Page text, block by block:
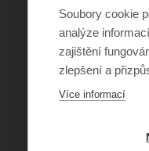
Soubory cookie
analýze
zajištění
zlepšení a
Více informací